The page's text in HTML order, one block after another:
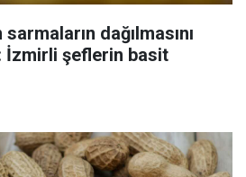
dağılmasını
İzmirli şeflerin basit